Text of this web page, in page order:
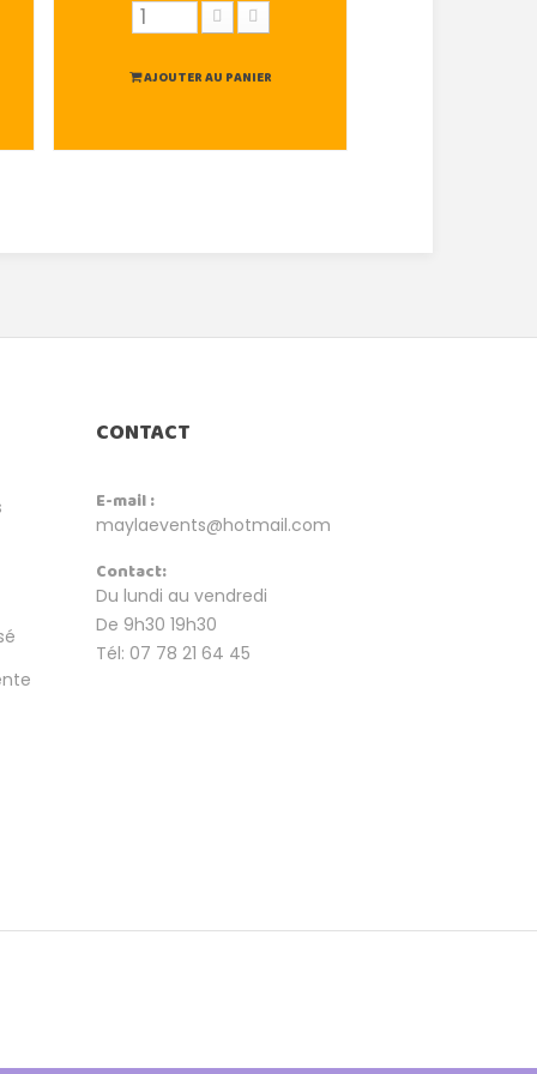
AJOUTER AU PANIER
CONTACT
E-mail :
maylaevents@hotmail.com
Contact:
Du lundi au vendredi
De 9h30 19h30
Tél: 07 78 21 64 45